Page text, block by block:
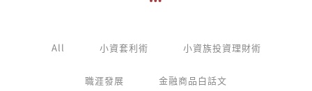
All 小資套利術 小資族投資理財術
職涯發展 金融商品白話文